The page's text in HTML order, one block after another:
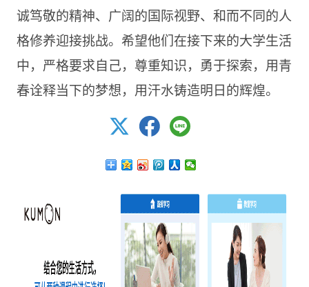
诚笃敬的精神、广阔的国际视野、和而不同的人
格修养迎接挑战。希望他们在接下来的大学生活
中，严格要求自己，尊重知识，勇于探索，用青
春诠释当下的梦想，用汗水铸造明日的辉煌。